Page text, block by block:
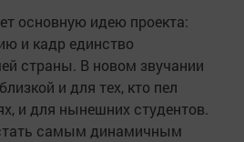
основную идею проекта:
и кадр единство
страны. В новом звучании
и для тех, кто пел
и для нынешних студентов.
самым динамичным